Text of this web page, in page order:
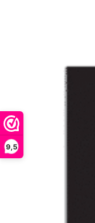
9,5